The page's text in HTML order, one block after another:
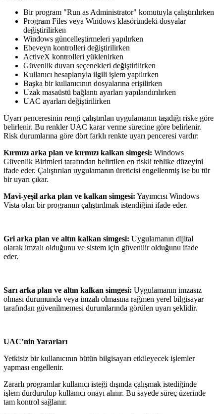
Bir program "Run as Administrator" komutuyla çalıştırılırken
Program Files veya Windows klasöründeki dosyalar
değiştirilirken
Windows güncelleştirmeleri yapılırken
Ebeveyn kontrolleri değiştirilirken
ActiveX kontrolleri yüklenirken
Güvenlik duvarı seçenekleri değiştirilirken
Kullanıcı hesaplarıyla ilgili işlem yapılırken
Başka bir kullanıcının dosyalarına erişilirken
Uzak masaüstü bağlantı ayarları yapılandırılırken
UAC ayarları değiştirilirken
Uyarı penceresinin rengi çalıştırılan uygulamanın taşıdığı riske göre
belirlenir. Bu renkler UAC karar verme sürecine göre belirlenir.
Risk durumlarına göre dört farklı renkte uyarı penceresi vardır:
Kırmızı arka plan ve kırmızı kalkan simgesi: Windows
Güvenlik Birimleri tarafından belirtilen en riskli tehlike düzeyini
ifade eder. Çalıştırılan uygulamanın üreticisi engellenmiş ise bu tür
bir uyarı çıkar.
Mavi-yeşil arka plan ve kalkan simgesi: Yayımcısı Windows
Vista olan bir programın çalıştırılmak istendiğini ifade eder.
Gri arka plan ve altın kalkan simgesi: Uygulamanın dijital
olarak imzalı olduğunu ve sistem için güvenilir olduğunu ifade
eder.
Sarı arka plan ve altın kalkan simgesi: Uygulamanın imzasız
olması durumunda veya imzalı olmasına rağmen yerel bilgisayar
tarafından güvenilmemesi durumlarında görülen uyarı şeklidir.
UAC’nin Yararları
Yetkisiz bir kullanıcının bütün bilgisayarı etkileyecek işlemler
yapması engellenir.
Zararlı programlar kullanıcı isteği dışında çalışmak istediğinde
işlem durdurulup kullanıcı onayı alınır. Bu sayede süreç üzerinde
tam kontrol sağlanır.